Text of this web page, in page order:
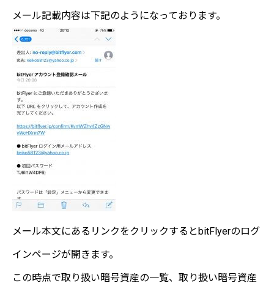
メール記載内容は下記のようになっております。
メール本文にあるリンクをクリックするとbitFlyerのログ
インページが開きます。
この時点で取り扱い暗号資産の一覧、取り扱い暗号資産